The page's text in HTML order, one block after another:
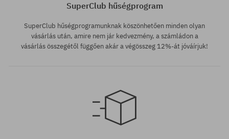
SuperClub hűségprogram
SuperClub hűségprogramunknak köszönhetően minden olyan
vásárlás után, amire nem jár kedvezmény, a számládon a
vásárlás összegétől függően akár a végösszeg 12%-át jóváírjuk!